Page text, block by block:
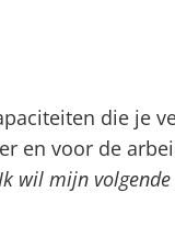
die je
en voor de
wil mijn